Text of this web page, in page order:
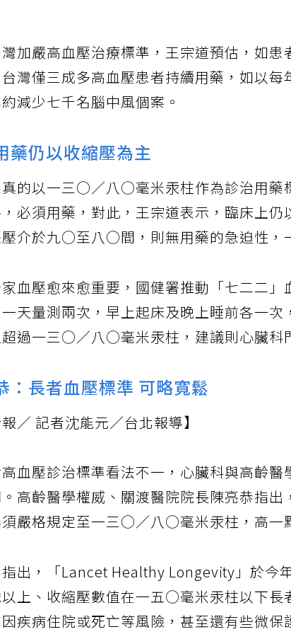
加嚴高血壓治療標準，王宗道預估，如
灣僅三成多高血壓患者持續用藥，如以每
減少七千名腦中風個案。
藥仍以收縮壓為主
真的以一三○／八○毫米汞柱作為診治用藥
，必須用藥，對此，王宗道表示，臨床上
介於九○至八○間，則無用藥的急迫性，
血壓愈來愈重要，國健署推動「七二二
天量測兩次，早上起床及晚上睡前各一次
過一三○／八○毫米汞柱，建議則心臟科
：長者血壓標準 可略寬鬆
報／ 記者沈能元／台北報導】
血壓診治標準看法不一，心臟科與高齡醫
高齡醫學權威、關渡醫院院長陳亮恭指出
嚴格規定至一三○／八○毫米汞柱，高一
出，「Lancet Healthy Longevity」於今
上、收縮壓數值在一五○毫米汞柱以下長
疾病住院或死亡等風險，甚至還有些微保